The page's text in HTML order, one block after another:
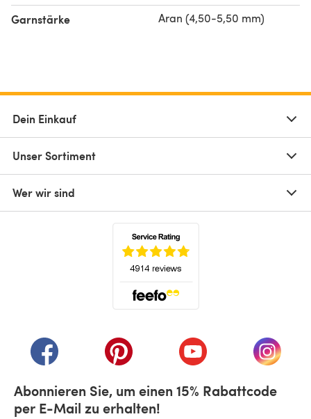
Garnstärke Aran (4,50-5,50 mm)
Dein Einkauf
Unser Sortiment
Wer wir sind
(öffnet sich in einem neuen Tab)
(öffnet sich in einem neuen Tab)
(öffnet sich in einem
(öffnet
Abonnieren Sie, um einen 15% Rabattcode
per E-Mail zu erhalten!